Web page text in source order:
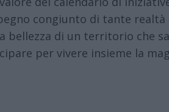
congiunto di tante
bellezza di un territorio che
per vivere insieme la